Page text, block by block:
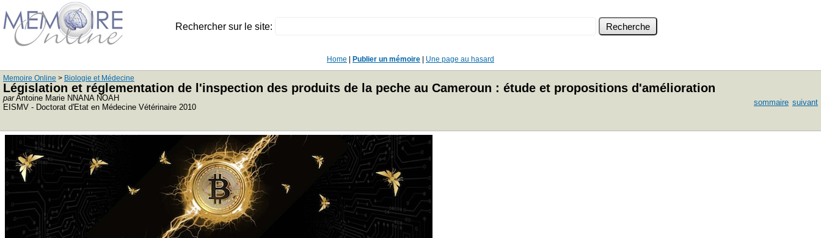
Rechercher sur le site:
Home Publier un mémoire Une page au hasard
Memoire Online > Biologie et Médecine
Législation et réglementation de l'inspection des produits de la peche au Cameroun : étude et propositions d'amélioration
parAntoine Marie NNANA NOAH
EISMV - Doctorat d'Etat en Médecine Vétérinaire 2010
sommaire suivant